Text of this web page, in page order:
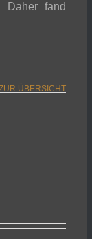
Daher fand
ÜBERSICHT